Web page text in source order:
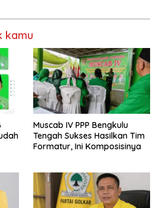
kamu
Muscab IV PPP Bengkulu
Tengah Sukses Hasilkan Tim
Formatur, Ini Komposisinya